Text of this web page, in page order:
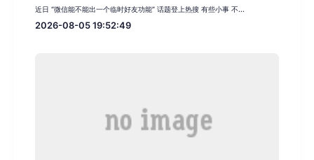
近日 “微信能不能出一个临时好友功能” 话题登上热搜 有些小事 不...
2026-08-05 19:52:49